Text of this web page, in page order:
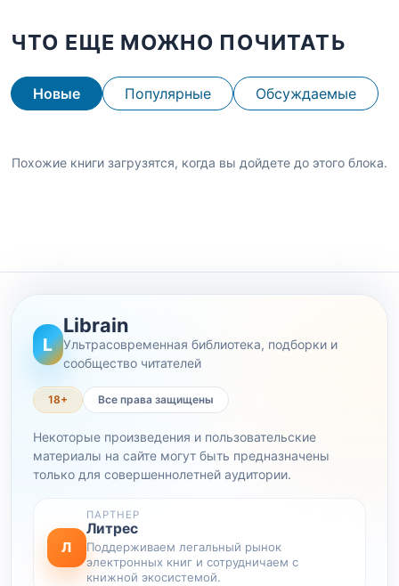
ЧТО ЕЩЕ МОЖНО ПОЧИТАТЬ
Новые Популярные Обсуждаемые
Похожие книги загрузятся, когда вы дойдете до этого блока.
L
Librain
Ультрасовременная библиотека, подборки и
сообщество читателей
18+ Все права защищены
Некоторые произведения и пользовательские
материалы на сайте могут быть предназначены
только для совершеннолетней аудитории.
Л
ПАРТНЕР
Литрес
Поддерживаем легальный рынок
электронных книг и сотрудничаем с
книжной экосистемой.